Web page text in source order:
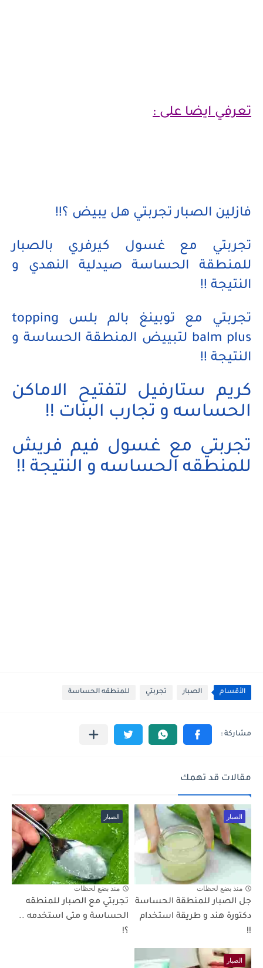
تعرفي ايضا على :
فازلين الصبار تجربتي هل يبيض ؟!!
تجربتي مع غسول كيرفري بالصبار
للمنطقة الحساسة صيدلية النهدي و
النتيجة !!
تجربتي مع توبينغ بالم بلس topping
balm plus لتبييض المنطقة الحساسة و
النتيجة !!
كريم ستارفيل لتفتيح الاماكن
الحساسه و تجارب البنات !!
تجربتي مع غسول فيم فريش
للمنطقه الحساسه و النتيجة !!
الأقسام الصبار تجربتي للمنطقه الحساسة
مقالات قد تهمك
الصبار
منذ بضع لحظات
جل الصبار للمنطقة الحساسة
دكتورة هند و طريقة استخدام
!!
الصبار
منذ بضع لحظات
تجربتي مع الصبار للمنطقه
الحساسة و متى استخدمه ..
؟!
الصبار